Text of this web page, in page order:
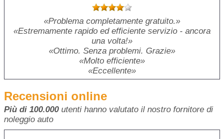
Problema completamente gratuito.
Estremamente rapido ed efficiente servizio - ancora
una volta!
Ottimo. Senza problemi. Grazie
Molto efficiente
Eccellente
Recensioni online
Più di 100.000utenti hanno valutato il nostro fornitore di
noleggio auto